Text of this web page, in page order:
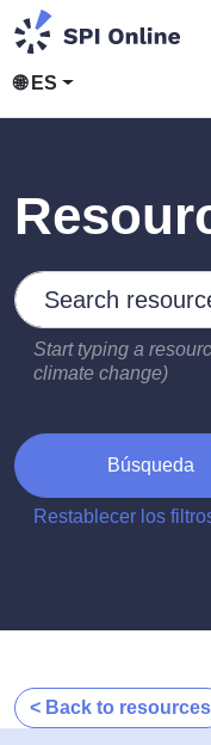
🌐 ES
Search by keywords
Type 2 or more
Start typing a
climate change)
Búsqueda
Restablecer los
< Back to resources